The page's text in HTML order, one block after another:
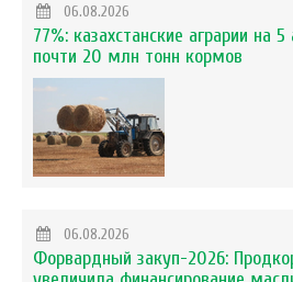
06.08.2026
77%: казахстанские аграрии на 5
почти 20 млн тонн кормов
06.08.2026
Форвардный закуп-2026: